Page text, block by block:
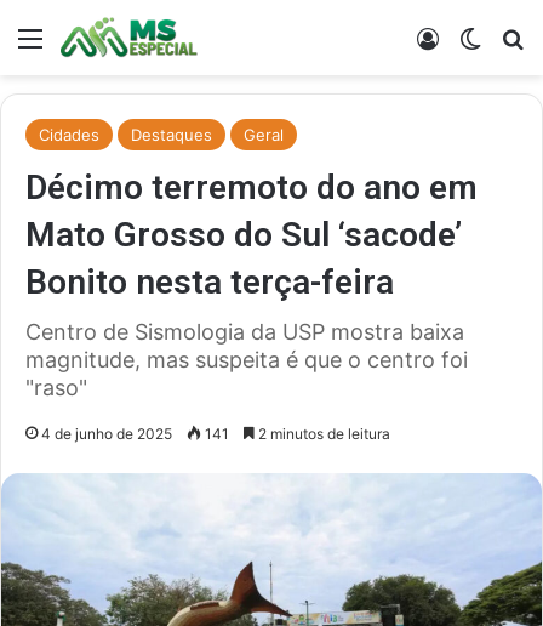
Menu Entrar
Cidades Destaques Geral
Décimo terremoto do ano em
Mato Grosso do Sul ‘sacode’
Bonito nesta terça-feira
Centro de Sismologia da USP mostra baixa
magnitude, mas suspeita é que o centro foi
"raso"
4 de junho de 2025 141 2 minutos de leitura